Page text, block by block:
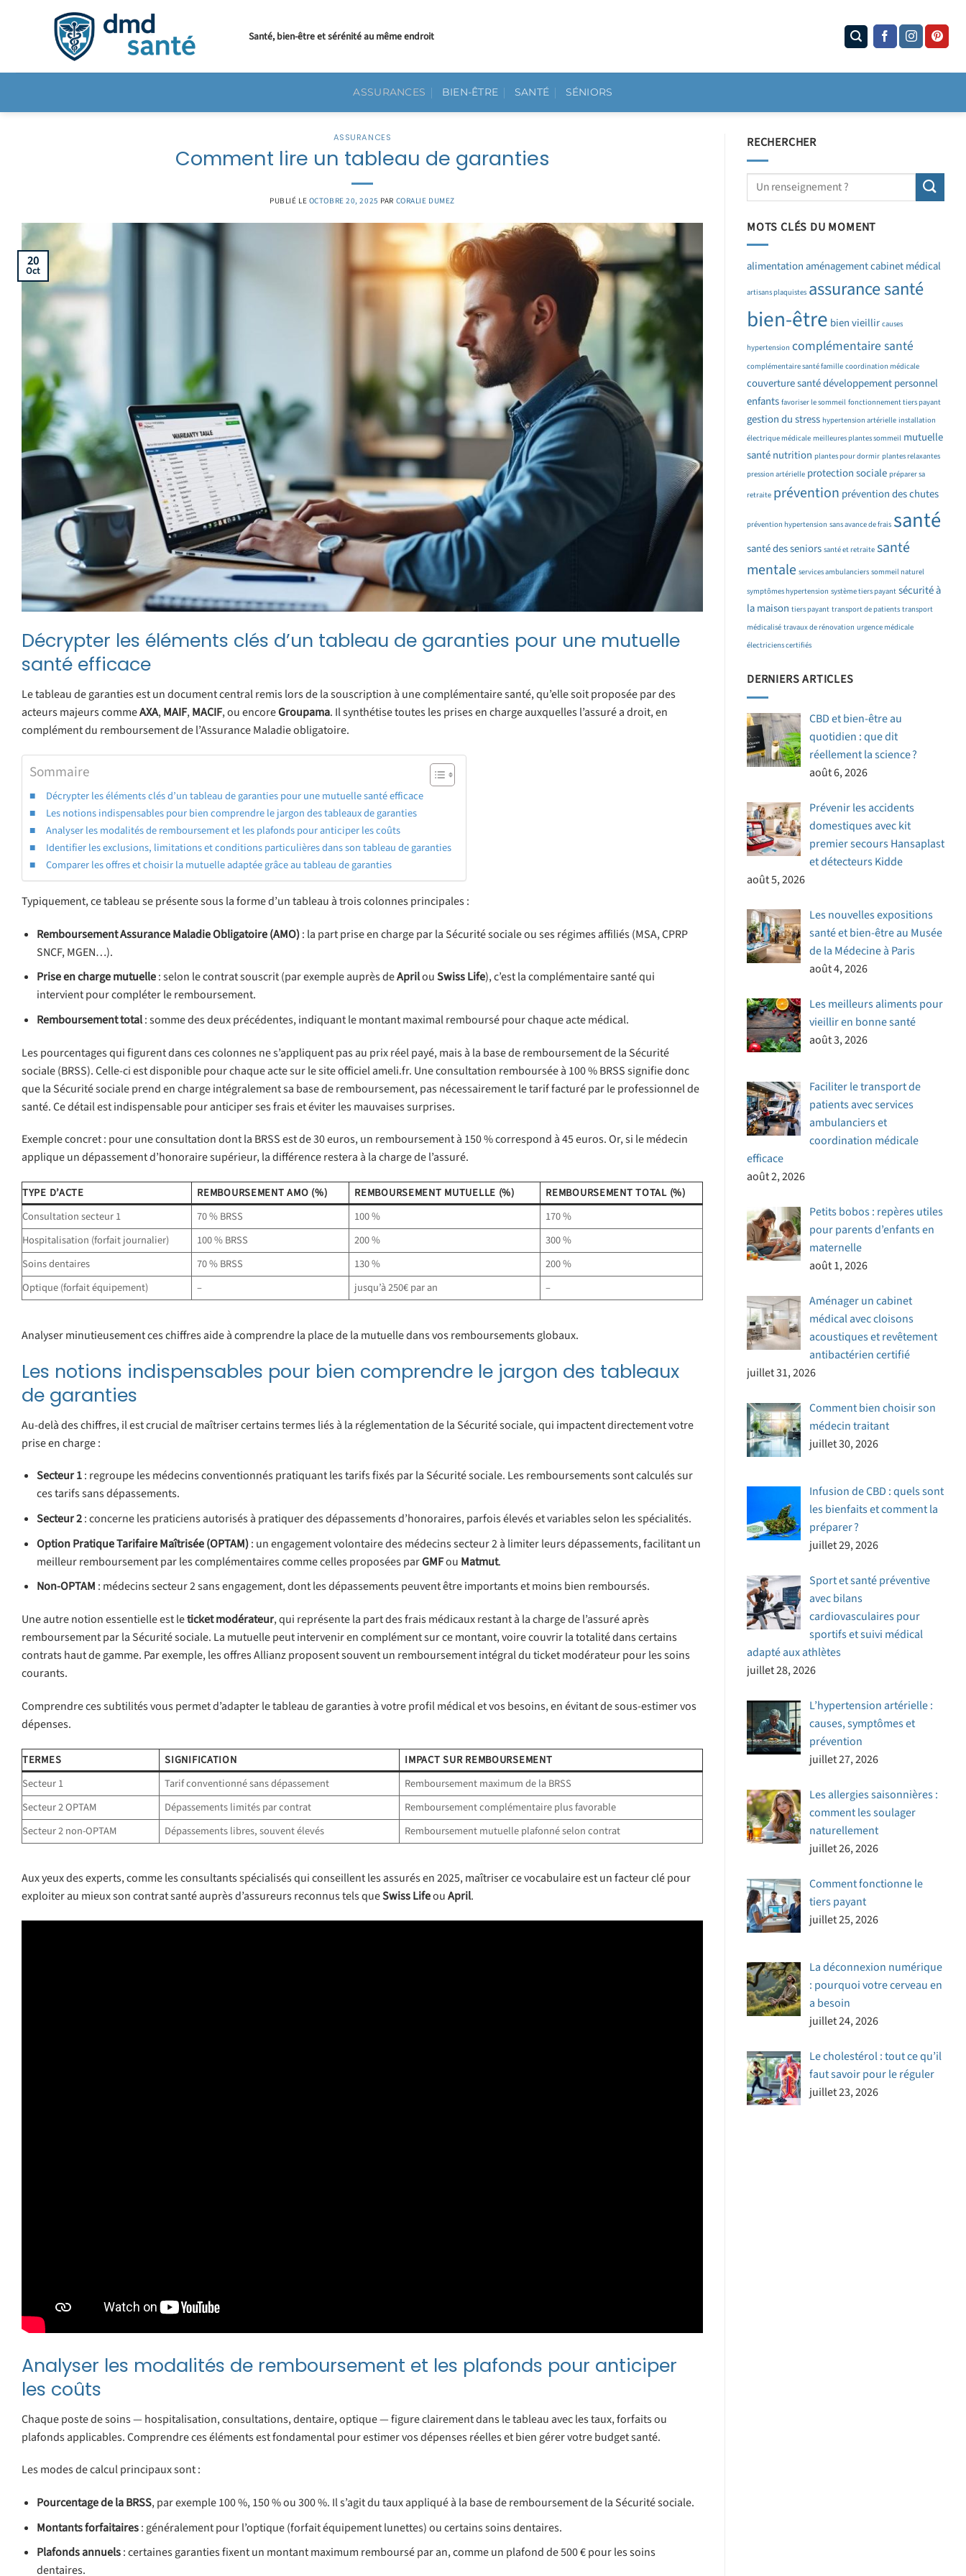
Santé, bien-être et sérénité au même endroit
ASSURANCES BIEN-ÊTRE SANTÉ SÉNIORS
ASSURANCES
Comment lire un tableau de garanties
PUBLIÉ LE OCTOBRE 20, 2025 PAR CORALIE DUMEZ
20
Oct
Décrypter les éléments clés d’un tableau de garanties pour une mutuelle
santé efficace
Le tableau de garanties est un document central remis lors de la souscription à une complémentaire santé, qu’elle soit proposée par des
acteurs majeurs commeAXA,MAIF,MACIF, ou encoreGroupama. Il synthétise toutes les prises en charge auxquelles l’assuré a droit, en
complément du remboursement de l’Assurance Maladie obligatoire.
Sommaire
Décrypter les éléments clés d’un tableau de garanties pour une mutuelle santé efficace
Les notions indispensables pour bien comprendre le jargon des tableaux de garanties
Analyser les modalités de remboursement et les plafonds pour anticiper les coûts
Identifier les exclusions, limitations et conditions particulières dans son tableau de garanties
Comparer les offres et choisir la mutuelle adaptée grâce au tableau de garanties
Typiquement, ce tableau se présente sous la forme d’un tableau à trois colonnes principales :
Remboursement Assurance Maladie Obligatoire (AMO): la part prise en charge par la Sécurité sociale ou ses régimes affiliés (MSA, CPRP
SNCF, MGEN…).
Prise en charge mutuelle: selon le contrat souscrit (par exemple auprès deAprilouSwiss Life), c’est la complémentaire santé qui
intervient pour compléter le remboursement.
Remboursement total: somme des deux précédentes, indiquant le montant maximal remboursé pour chaque acte médical.
Les pourcentages qui figurent dans ces colonnes ne s’appliquent pas au prix réel payé, mais à la base de remboursement de la Sécurité
sociale (BRSS). Celle-ci est disponible pour chaque acte sur le site officiel ameli.fr. Une consultation remboursée à 100 % BRSS signifie donc
que la Sécurité sociale prend en charge intégralement sa base de remboursement, pas nécessairement le tarif facturé par le professionnel de
santé. Ce détail est indispensable pour anticiper ses frais et éviter les mauvaises surprises.
Exemple concret : pour une consultation dont la BRSS est de 30 euros, un remboursement à 150 % correspond à 45 euros. Or, si le médecin
applique un dépassement d’honoraire supérieur, la différence restera à la charge de l’assuré.
TYPE D’ACTE REMBOURSEMENT AMO (%) REMBOURSEMENT MUTUELLE (%)
REMBOURSEMENT TOTAL (%)
Consultation secteur 1
70 % BRSS 100 %
170 %
Hospitalisation (forfait journalier)
100 % BRSS 200 %
300 %
Soins dentaires
70 % BRSS 130 %
200 %
Optique (forfait équipement)
– jusqu’à 250€ par an –
Analyser minutieusement ces chiffres aide à comprendre la place de la mutuelle dans vos remboursements globaux.
Les notions indispensables pour bien comprendre le jargon des tableaux
de garanties
Au-delà des chiffres, il est crucial de maîtriser certains termes liés à la réglementation de la Sécurité sociale, qui impactent directement votre
prise en charge :
Secteur 1: regroupe les médecins conventionnés pratiquant les tarifs fixés par la Sécurité sociale. Les remboursements sont calculés sur
ces tarifs sans dépassements.
Secteur 2: concerne les praticiens autorisés à pratiquer des dépassements d’honoraires, parfois élevés et variables selon les spécialités.
Option Pratique Tarifaire Maîtrisée (OPTAM): un engagement volontaire des médecins secteur 2 à limiter leurs dépassements, facilitant un
meilleur remboursement par les complémentaires comme celles proposées parGMFou Matmut.
Non-OPTAM : médecins secteur 2 sans engagement, dont les dépassements peuvent être importants et moins bien remboursés.
Une autre notion essentielle est leticket modérateur, qui représente la part des frais médicaux restant à la charge de l’assuré après
remboursement par la Sécurité sociale. La mutuelle peut intervenir en complément sur ce montant, voire couvrir la totalité dans certains
contrats haut de gamme. Par exemple, les offres Allianz proposent souvent un remboursement intégral du ticket modérateur pour les soins
courants.
Comprendre ces subtilités vous permet d’adapter le tableau de garanties à votre profil médical et vos besoins, en évitant de sous-estimer vos
dépenses.
TERMES SIGNIFICATION
IMPACT SUR REMBOURSEMENT
Secteur 1
Tarif conventionné sans dépassement
Remboursement maximum de la BRSS
Secteur 2 OPTAM
Dépassements limités par contrat
Remboursement complémentaire plus favorable
Secteur 2 non-OPTAM
Dépassements libres, souvent élevés Remboursement mutuelle plafonné selon contrat
Aux yeux des experts, comme les consultants spécialisés qui conseillent les assurés en 2025, maîtriser ce vocabulaire est un facteur clé pour
exploiter au mieux son contrat santé auprès d’assureurs reconnus tels queSwiss LifeouApril.
Analyser les modalités de remboursement et les plafonds pour anticiper
les coûts
Chaque poste de soins — hospitalisation, consultations, dentaire, optique — figure clairement dans le tableau avec les taux, forfaits ou
plafonds applicables. Comprendre ces éléments est fondamental pour estimer vos dépenses réelles et bien gérer votre budget santé.
Les modes de calcul principaux sont :
Pourcentage de la BRSS, par exemple 100 %, 150 % ou 300 %. Il s’agit du taux appliqué à la base de remboursement de la Sécurité sociale.
Montants forfaitaires: généralement pour l’optique (forfait équipement lunettes) ou certains soins dentaires.
Plafonds annuels: certaines garanties fixent un montant maximum remboursé par an, comme un plafond de 500 € pour les soins
dentaires.
RECHERCHER
MOTS CLÉS DU MOMENT
alimentationaménagement cabinet médical
artisans plaquistes assurance santé
bien-être bien vieillir causes
hypertension complémentaire santé
complémentaire santé famille coordination médicale
couverture santédéveloppement personnel
enfants favoriser le sommeil fonctionnement tiers payant
gestion du stress hypertension artérielle installation
électrique médicale meilleures plantes sommeil mutuelle
santénutrition plantes pour dormir plantes relaxantes
pression artérielle protection sociale préparer sa
retraite prévention prévention des chutes
prévention hypertension sans avance de frais santé
santé des seniors santé et retraite santé
mentale services ambulanciers sommeil naturel
symptômes hypertension système tiers payant sécurité à
la maison tiers payant transport de patients transport
médicalisé travaux de rénovation urgence médicale
électriciens certifiés
DERNIERS ARTICLES
CBD et bien-être au
quotidien : que dit
réellement la science ?
août 6, 2026
Prévenir les accidents
domestiques avec kit
premier secours Hansaplast
et détecteurs Kidde
août 5, 2026
Les nouvelles expositions
santé et bien-être au Musée
de la Médecine à Paris
août 4, 2026
Les meilleurs aliments pour
vieillir en bonne santé
août 3, 2026
Faciliter le transport de
patients avec services
ambulanciers et
coordination médicale
efficace
août 2, 2026
Petits bobos : repères utiles
pour parents d’enfants en
maternelle
août 1, 2026
Aménager un cabinet
médical avec cloisons
acoustiques et revêtement
antibactérien certifié
juillet 31, 2026
Comment bien choisir son
médecin traitant
juillet 30, 2026
Infusion de CBD : quels sont
les bienfaits et comment la
préparer ?
juillet 29, 2026
Sport et santé préventive
avec bilans
cardiovasculaires pour
sportifs et suivi médical
adapté aux athlètes
juillet 28, 2026
L’hypertension artérielle :
causes, symptômes et
prévention
juillet 27, 2026
Les allergies saisonnières :
comment les soulager
naturellement
juillet 26, 2026
Comment fonctionne le
tiers payant
juillet 25, 2026
La déconnexion numérique
: pourquoi votre cerveau en
a besoin
juillet 24, 2026
Le cholestérol : tout ce qu’il
faut savoir pour le réguler
juillet 23, 2026